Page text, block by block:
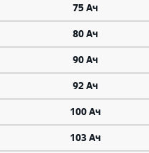
75 Ач
80 Ач
90 Ач
92 Ач
100 Ач
103 Ач